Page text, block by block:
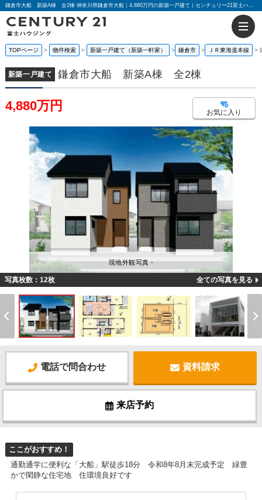
鎌倉市大船 新築A棟 全2棟 神奈川県鎌倉市大船｜4,880万円の新築一戸建て｜センチュリー21富士ハウジング
TOPページ 物件検索 新築一戸建て（新築一軒家） 鎌倉市 ＪＲ東海道本線
新築一戸建て 鎌倉市大船 新築A棟 全2棟
4,880万円 お気に入り
現地外観写真 -
写真枚数：12枚 全ての写真を見る
電話で問合わせ 資料請求
来店予約
ここがおすすめ！
通勤通学に便利な「大船」駅徒歩18分 令和8年8月末完成予定 緑豊
かで閑静な住宅地 住環境良好です